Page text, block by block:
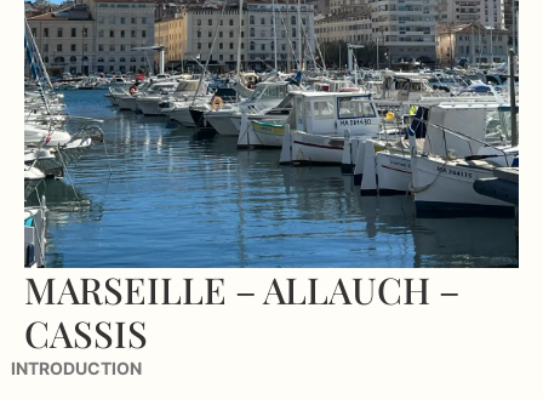
MARSEILLE – ALLAUCH –
CASSIS
INTRODUCTION